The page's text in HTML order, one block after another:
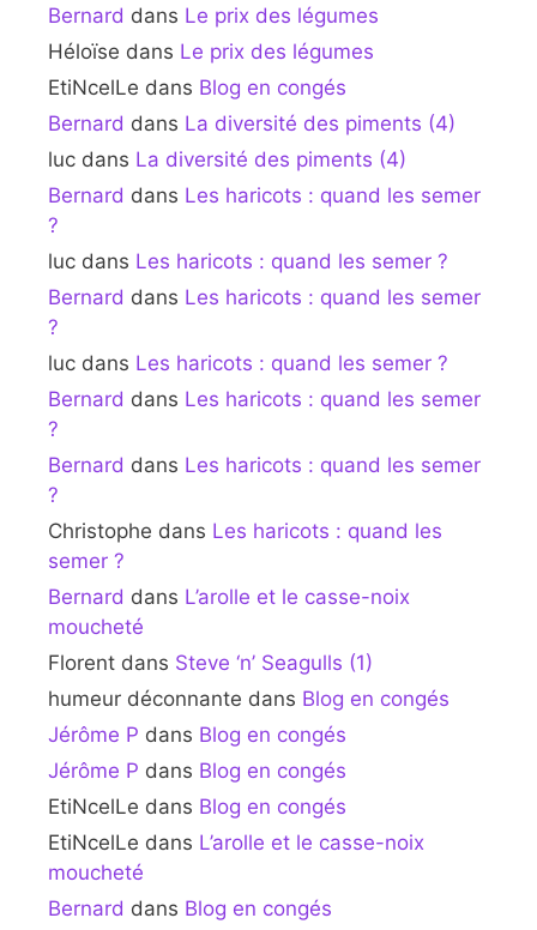
Bernard dans Le prix des légumes
Héloïse dans Le prix des légumes
EtiNcelLe dans Blog en congés
Bernard dans La diversité des piments (4)
luc dans La diversité des piments (4)
Bernard dans Les haricots : quand les semer
?
luc dans Les haricots : quand les semer ?
Bernard dans Les haricots : quand les semer
?
luc dans Les haricots : quand les semer ?
Bernard dans Les haricots : quand les semer
?
Bernard dans Les haricots : quand les semer
?
Christophe dans Les haricots : quand les
semer ?
Bernard dans L’arolle et le casse-noix
moucheté
Florent dans Steve ‘n’ Seagulls (1)
humeur déconnante dans Blog en congés
Jérôme P dans Blog en congés
Jérôme P dans Blog en congés
EtiNcelLe dans Blog en congés
EtiNcelLe dans L’arolle et le casse-noix
moucheté
Bernard dans Blog en congés